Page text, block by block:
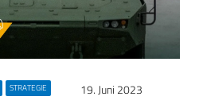
STRATEGIE 19. Juni 2023